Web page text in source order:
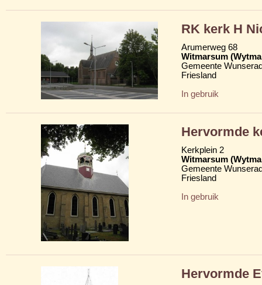
RK kerk H
Arumerweg 68
Witmarsum
Gemeente
Friesland
In gebruik
Hervormde
Kerkplein 2
Witmarsum
Gemeente
Friesland
In gebruik
Hervormde